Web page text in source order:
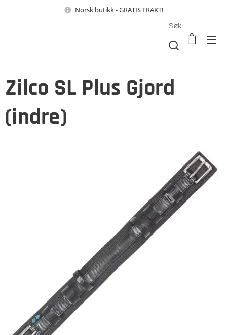
Norsk butikk - GRATIS FRAKT!
Søk
Zilco SL Plus Gjord
(indre)